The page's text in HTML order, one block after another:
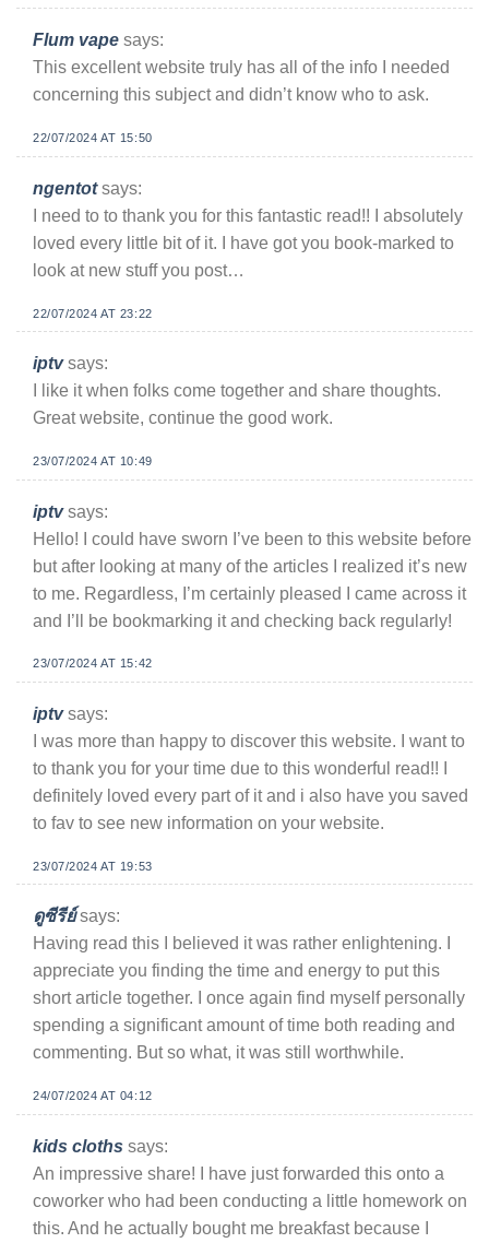
Flum vape says:
This excellent website truly has all of the info I needed
concerning this subject and didn’t know who to ask.
22/07/2024 AT 15:50
ngentot says:
I need to to thank you for this fantastic read!! I absolutely
loved every little bit of it. I have got you book-marked to
look at new stuff you post…
22/07/2024 AT 23:22
iptv says:
I like it when folks come together and share thoughts.
Great website, continue the good work.
23/07/2024 AT 10:49
iptv says:
Hello! I could have sworn I’ve been to this website before
but after looking at many of the articles I realized it’s new
to me. Regardless, I’m certainly pleased I came across it
and I’ll be bookmarking it and checking back regularly!
23/07/2024 AT 15:42
iptv says:
I was more than happy to discover this website. I want to
to thank you for your time due to this wonderful read!! I
definitely loved every part of it and i also have you saved
to fav to see new information on your website.
23/07/2024 AT 19:53
ดูซีรีย์ says:
Having read this I believed it was rather enlightening. I
appreciate you finding the time and energy to put this
short article together. I once again find myself personally
spending a significant amount of time both reading and
commenting. But so what, it was still worthwhile.
24/07/2024 AT 04:12
kids cloths says:
An impressive share! I have just forwarded this onto a
coworker who had been conducting a little homework on
this. And he actually bought me breakfast because I